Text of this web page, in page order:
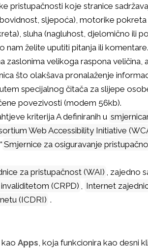
pristupačnosti koje stranice
sljepoća), motorike
sluha (nagluhost, djelomično ili
želite uputiti pitanja ili komentare.
zaslonima velikoga raspona
što olakšava pronalaženje
specijalnog čitača za slijepe
povezivosti (modem 56kb).
kriterija A definiranih u
Web Accessibility Initiative
Smjernice za osiguravanje
za pristupačnost (WAI) , zajedno
(CRPD)
Internet
(ICDRI) .
kao Apps , koja funkcionira kao desni